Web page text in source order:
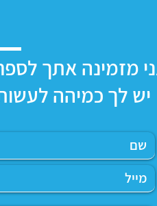
מזמינה אתך
יש לך כמיהה לעשות